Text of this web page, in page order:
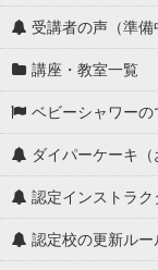
受講者の声（準備
講座・教室一覧
ベビーシャワー
ダイパーケーキ
認定インストラク
認定校の更新ルー